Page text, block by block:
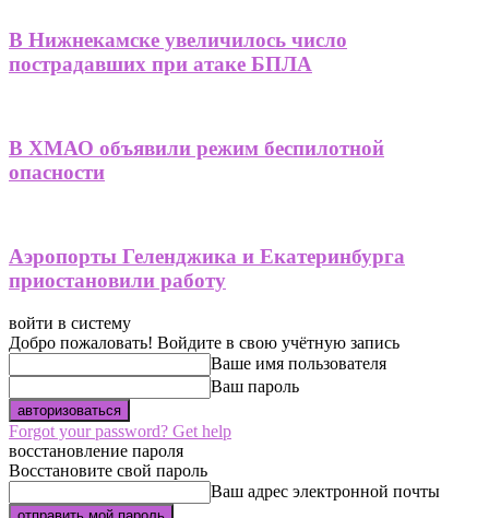
В Нижнекамске увеличилось число
пострадавших при атаке БПЛА
В ХМАО объявили режим беспилотной
опасности
Аэропорты Геленджика и Екатеринбурга
приостановили работу
войти в систему
Добро пожаловать! Войдите в свою учётную запись
Ваше имя пользователя
Ваш пароль
Forgot your password? Get help
восстановление пароля
Восстановите свой пароль
Ваш адрес электронной почты